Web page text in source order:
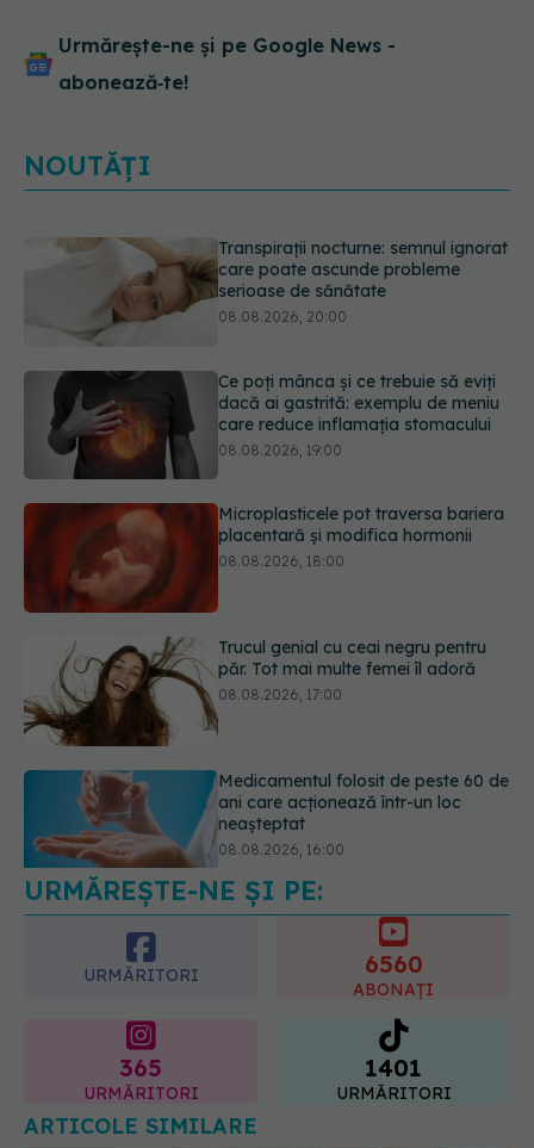
Urmărește-ne și pe Google News -
abonează‑te!
NOUTĂȚI
Ce poți mânca și ce trebuie să eviți
dacă ai gastrită: exemplu de meniu
care reduce inflamația stomacului
08.08.2026, 19:00
Microplasticele pot traversa bariera
placentară și modifica hormonii
08.08.2026, 18:00
Trucul genial cu ceai negru pentru
păr. Tot mai multe femei îl adoră
08.08.2026, 17:00
Medicamentul folosit de peste 60 de
ani care acționează într-un loc
neașteptat
Transpirații nocturne: semnul ignorat
care poate ascunde probleme
serioase de sănătate
08.08.2026, 20:00
URMĂREȘTE-NE ȘI PE:
URMĂRITORI 6560
ABONAȚI
365
URMĂRITORI
1401
URMĂRITORI
ARTICOLE SIMILARE